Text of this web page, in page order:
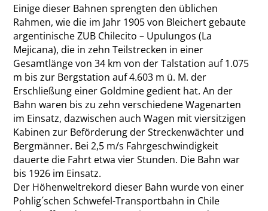
Einige dieser Bahnen sprengten den üblichen
Rahmen, wie die im Jahr 1905 von Bleichert gebaute
argentinische ZUB Chilecito – Upulungos (La
Mejicana), die in zehn Teilstrecken in einer
Gesamtlänge von 34 km von der Talstation auf 1.075
m bis zur Bergstation auf 4.603 m ü. M. der
Erschließung einer Goldmine gedient hat. An der
Bahn waren bis zu zehn verschiedene Wagenarten
im Einsatz, dazwischen auch Wagen mit viersitzigen
Kabinen zur Beförderung der Streckenwächter und
Bergmänner. Bei 2,5 m/s Fahrgeschwindigkeit
dauerte die Fahrt etwa vier Stunden. Die Bahn war
bis 1926 im Einsatz.
Der Höhenweltrekord dieser Bahn wurde von einer
Pohlig´schen Schwefel-Transportbahn in Chile